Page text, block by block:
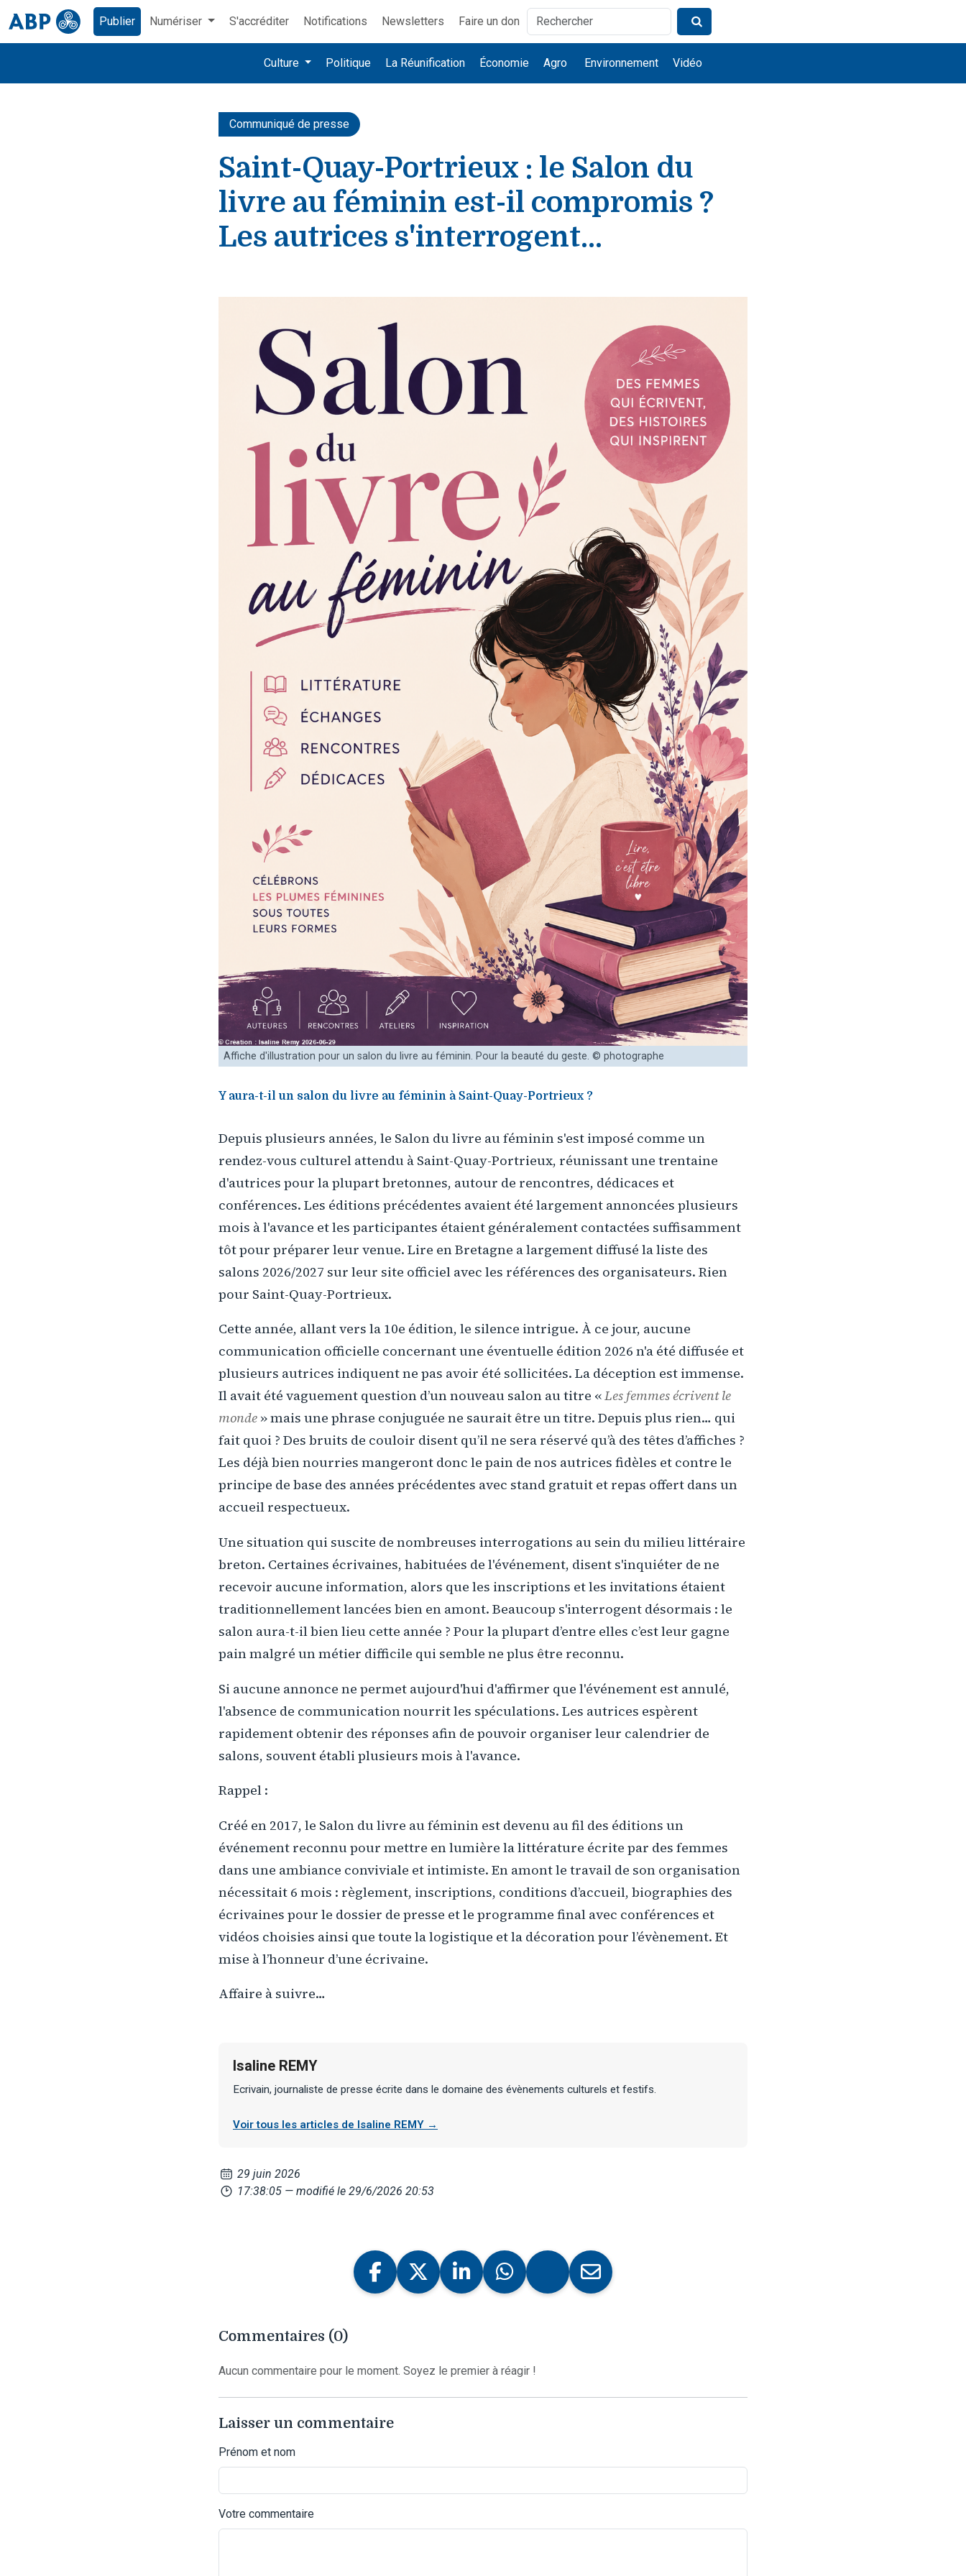
Publier Numériser S'accréditer Notifications Newsletters Faire un don
Culture Politique La Réunification Économie Agro Environnement Vidéo
Communiqué de presse
Saint-Quay-Portrieux : le Salon du
livre au féminin est-il compromis ?
Les autrices s'interrogent...
Affiche d'illustration pour un salon du livre au féminin. Pour la beauté du geste. © photographe
Y aura-t-il un salon du livre au féminin à Saint-Quay-Portrieux ?
Depuis plusieurs années, le Salon du livre au féminin s'est imposé comme un
rendez-vous culturel attendu à Saint-Quay-Portrieux, réunissant une trentaine
d'autrices pour la plupart bretonnes, autour de rencontres, dédicaces et
conférences. Les éditions précédentes avaient été largement annoncées plusieurs
mois à l'avance et les participantes étaient généralement contactées suffisamment
tôt pour préparer leur venue. Lire en Bretagne a largement diffusé la liste des
salons 2026/2027 sur leur site officiel avec les références des organisateurs. Rien
pour Saint-Quay-Portrieux.
Cette année, allant vers la 10e édition, le silence intrigue. À ce jour, aucune
communication officielle concernant une éventuelle édition 2026 n'a été diffusée et
plusieurs autrices indiquent ne pas avoir été sollicitées. La déception est immense.
Il avait été vaguement question d’un nouveau salon au titre «Les femmes écrivent le
monde » mais une phrase conjuguée ne saurait être un titre. Depuis plus rien… qui
fait quoi ? Des bruits de couloir disent qu’il ne sera réservé qu’à des têtes d’affiches ?
Les déjà bien nourries mangeront donc le pain de nos autrices fidèles et contre le
principe de base des années précédentes avec stand gratuit et repas offert dans un
accueil respectueux.
Une situation qui suscite de nombreuses interrogations au sein du milieu littéraire
breton. Certaines écrivaines, habituées de l'événement, disent s'inquiéter de ne
recevoir aucune information, alors que les inscriptions et les invitations étaient
traditionnellement lancées bien en amont. Beaucoup s'interrogent désormais : le
salon aura-t-il bien lieu cette année ? Pour la plupart d’entre elles c’est leur gagne
pain malgré un métier difficile qui semble ne plus être reconnu.
Si aucune annonce ne permet aujourd'hui d'affirmer que l'événement est annulé,
l'absence de communication nourrit les spéculations. Les autrices espèrent
rapidement obtenir des réponses afin de pouvoir organiser leur calendrier de
salons, souvent établi plusieurs mois à l'avance.
Rappel :
Créé en 2017, le Salon du livre au féminin est devenu au fil des éditions un
événement reconnu pour mettre en lumière la littérature écrite par des femmes
dans une ambiance conviviale et intimiste. En amont le travail de son organisation
nécessitait 6 mois : règlement, inscriptions, conditions d’accueil, biographies des
écrivaines pour le dossier de presse et le programme final avec conférences et
vidéos choisies ainsi que toute la logistique et la décoration pour l’évènement. Et
mise à l’honneur d’une écrivaine.
Affaire à suivre…
Isaline REMY
Ecrivain, journaliste de presse écrite dans le domaine des évènements culturels et festifs.
Voir tous les articles de Isaline REMY →
29 juin 2026
17:38:05 — modifié le 29/6/2026 20:53
Commentaires (0)
Aucun commentaire pour le moment. Soyez le premier à réagir !
Laisser un commentaire
Prénom et nom
Votre commentaire